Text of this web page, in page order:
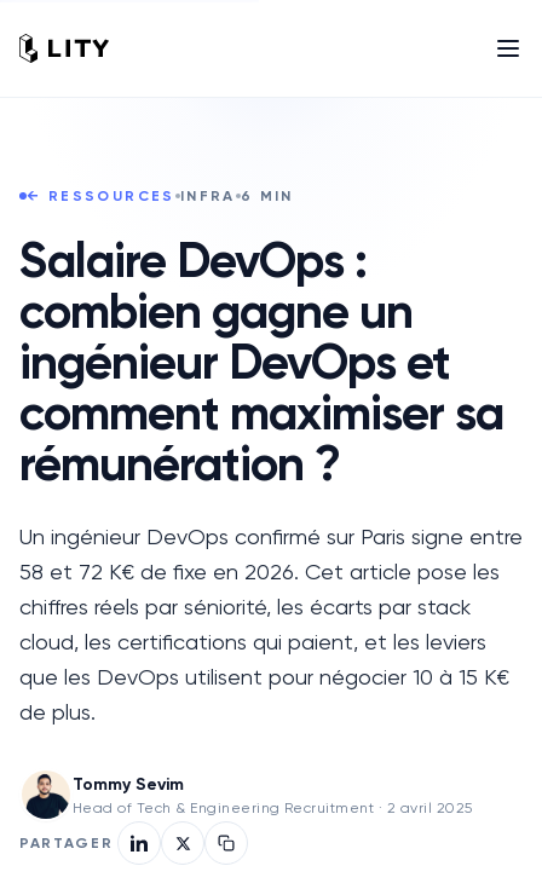
← RESSOURCES INFRA 6 MIN
Salaire DevOps :
combien gagne un
ingénieur DevOps et
comment maximiser sa
rémunération ?
Un ingénieur DevOps confirmé sur Paris signe entre
58 et 72 K€ de fixe en 2026. Cet article pose les
chiffres réels par séniorité, les écarts par stack
cloud, les certifications qui paient, et les leviers
que les DevOps utilisent pour négocier 10 à 15 K€
de plus.
Tommy Sevim
Head of Tech & Engineering Recruitment · 2 avril 2025
PARTAGER